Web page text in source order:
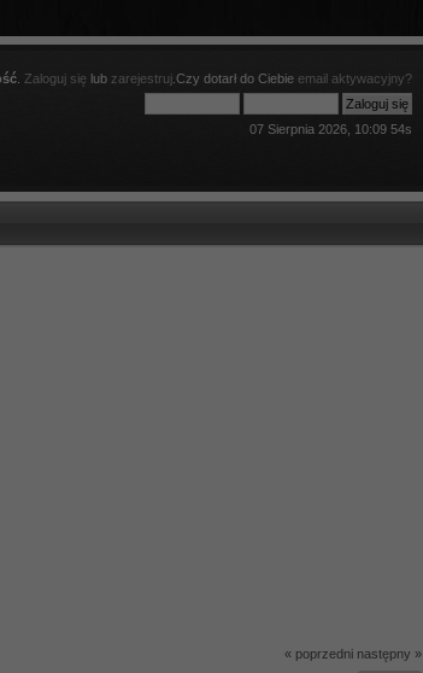
Zaloguj się lub zarejestruj .Czy dotarł do Ciebie email aktywacyjny?
07 Sierpnia 2026, 10:09 54s
« poprzedni następny »